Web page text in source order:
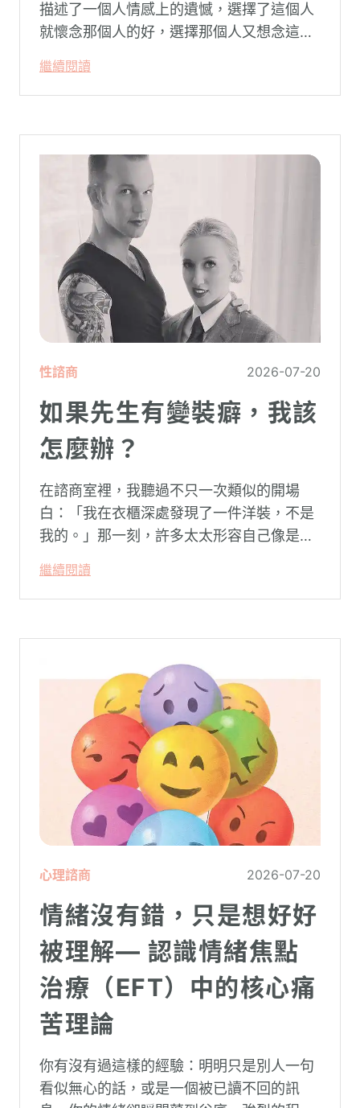
描述了一個人情感上的遺憾，選擇了這個人
就懷念那個人的好，選擇那個人又想念這個
繼續閱讀
性諮商 2026-07-20
如果先生有變裝癖，我該
怎麼辦？
在諮商室裡，我聽過不只一次類似的開場
白：「我在衣櫃深處發現了一件洋裝，不是
我的。」那一刻，許多太太形容自己像是踩
陌生。
繼續閱讀
心理諮商 2026-07-20
情緒沒有錯，只是想好好
被理解— 認識情緒焦點
治療（EFT）中的核心痛
苦理論
你有沒有過這樣的經驗：明明只是別人一句
看似無心的話，或是一個被已讀不回的訊